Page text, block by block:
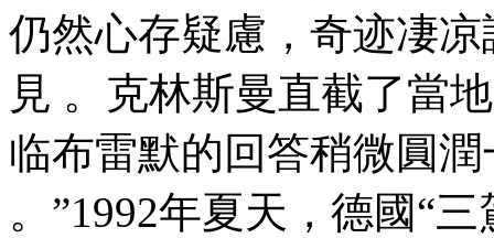
仍然心存疑慮，奇迹
見 。克林斯曼直截了當地
临布雷默的回答稍微圓潤一
。”1992年夏天，德國